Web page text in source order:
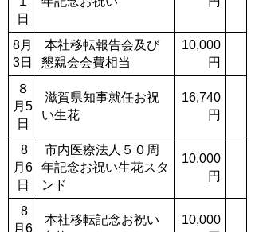
日
8月
3日
本社移転報告会及び
懇親会会費相当
10,000
円
８
月5
日
滋賀県知事就任お祝
い生花
16,740
円
8
月6
日
市内医療法人５０周
年記念お祝い生花スタ
ンド
10,000
円
8
月6
本社移転記念お祝い
10,000